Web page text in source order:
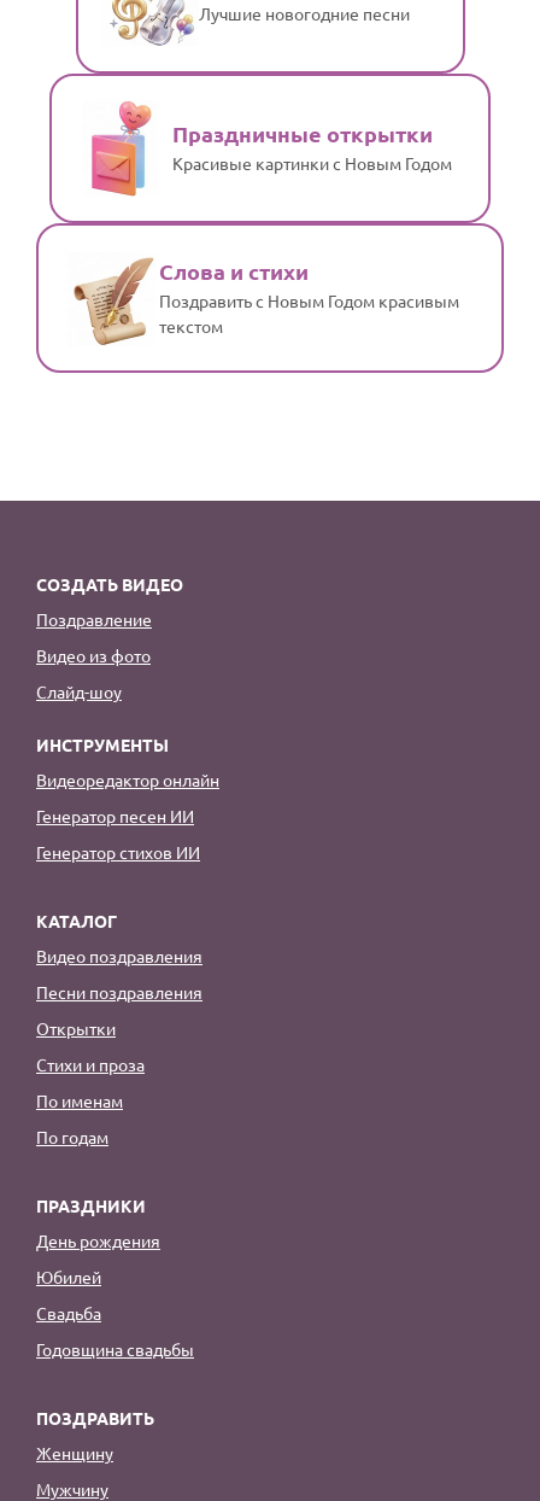
Лучшие новогодние песни
Праздничные открытки
Красивые картинки с Новым Годом
Слова и стихи
Поздравить с Новым Годом красивым
текстом
СОЗДАТЬ ВИДЕО
Поздравление
Видео из фото
Слайд-шоу
ИНСТРУМЕНТЫ
Видеоредактор онлайн
Генератор песен ИИ
Генератор стихов ИИ
КАТАЛОГ
Видео поздравления
Песни поздравления
Открытки
Стихи и проза
По именам
По годам
ПРАЗДНИКИ
День рождения
Юбилей
Свадьба
Годовщина свадьбы
ПОЗДРАВИТЬ
Женщину
Мужчину